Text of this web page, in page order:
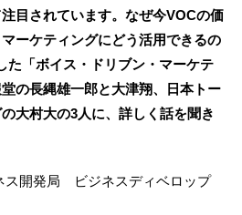
目されています。なぜ今VOCの価
ーケティングにどう活用できるの
た「ボイス・ドリブン・マーケテ
の長縄雄一郎と大津翔、日本トー
大村大の3人に、詳しく話を聞き
ス開発局 ビジネスディベロップ